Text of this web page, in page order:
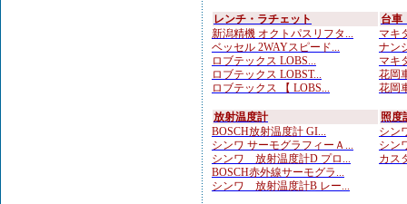
レンチ・ラチェット
新潟精機 オクトパスリフタ...
ベッセル 2WAYスピード...
ロブテックス LOBS...
ロブテックス LOBST...
ロブテックス 【 LOBS...
台車
マキ
ナン
マキ
花岡
花岡
放射温度計
BOSCH放射温度計 GI...
シンワ サーモグラフィーＡ...
シンワ 放射温度計D プロ...
BOSCH赤外線サーモグラ...
シンワ 放射温度計B レー...
照度
シン
シン
カス